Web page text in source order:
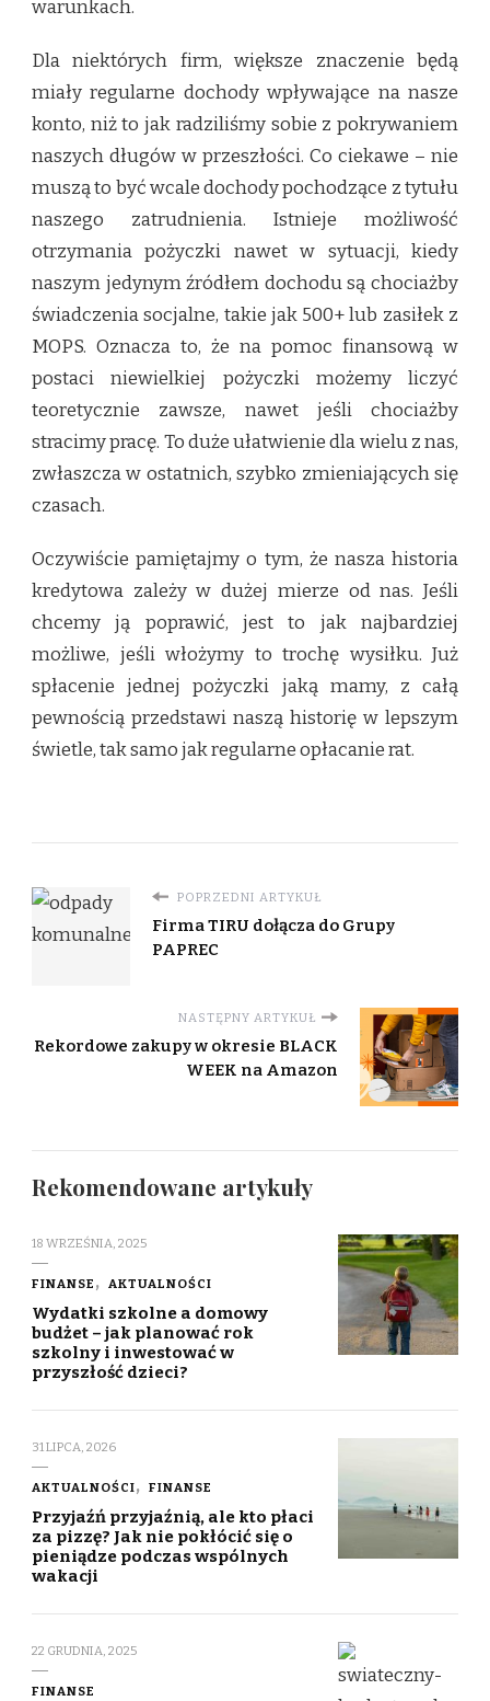
warunkach.
Dla niektórych firm, większe znaczenie będą
miały regularne dochody wpływające na nasze
konto, niż to jak radziliśmy sobie z pokrywaniem
naszych długów w przeszłości. Co ciekawe – nie
muszą to być wcale dochody pochodzące z tytułu
naszego zatrudnienia. Istnieje możliwość
otrzymania pożyczki nawet w sytuacji, kiedy
naszym jedynym źródłem dochodu są chociażby
świadczenia socjalne, takie jak 500+ lub zasiłek z
MOPS. Oznacza to, że na pomoc finansową w
postaci niewielkiej pożyczki możemy liczyć
teoretycznie zawsze, nawet jeśli chociażby
stracimy pracę. To duże ułatwienie dla wielu z nas,
zwłaszcza w ostatnich, szybko zmieniających się
czasach.
Oczywiście pamiętajmy o tym, że nasza historia
kredytowa zależy w dużej mierze od nas. Jeśli
chcemy ją poprawić, jest to jak najbardziej
możliwe, jeśli włożymy to trochę wysiłku. Już
spłacenie jednej pożyczki jaką mamy, z całą
pewnością przedstawi naszą historię w lepszym
świetle, tak samo jak regularne opłacanie rat.
POPRZEDNI ARTYKUŁ
Firma TIRU dołącza do Grupy
PAPREC
NASTĘPNY ARTYKUŁ
Rekordowe zakupy w okresie BLACK
WEEK na Amazon
Rekomendowane artykuły
18 WRZEŚNIA, 2025
FINANSE AKTUALNOŚCI
Wydatki szkolne a domowy
budżet – jak planować rok
szkolny i inwestować w
przyszłość dzieci?
31 LIPCA, 2026
AKTUALNOŚCI FINANSE
Przyjaźń przyjaźnią, ale kto płaci
za pizzę? Jak nie pokłócić się o
pieniądze podczas wspólnych
wakacji
22 GRUDNIA, 2025
FINANSE